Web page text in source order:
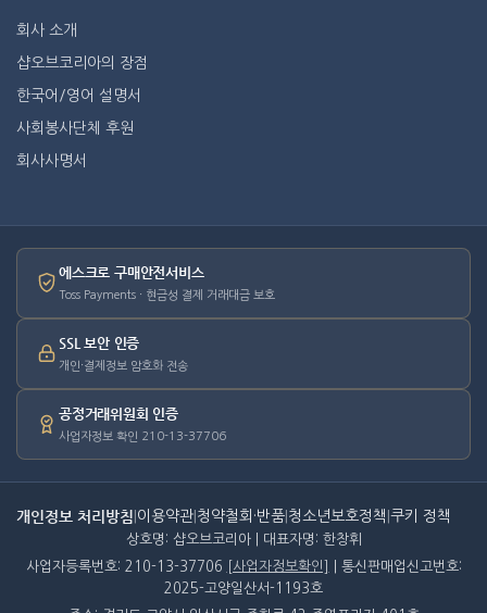
회사 소개
샵오브코리아의 장점
한국어/영어 설명서
사회봉사단체 후원
회사사명서
에스크로 구매안전서비스
Toss Payments · 현금성 결제 거래대금 보호
SSL 보안 인증
개인·결제정보 암호화 전송
공정거래위원회 인증
사업자정보 확인 210-13-37706
개인정보 처리방침 이용약관 청약철회·반품 청소년보호정책 쿠키 정책
상호명: 샵오브코리아 | 대표자명: 한창휘
사업자등록번호: 210-13-37706
[사업자정보확인]
| 통신판매업신고번호:
2025-고양일산서-1193호